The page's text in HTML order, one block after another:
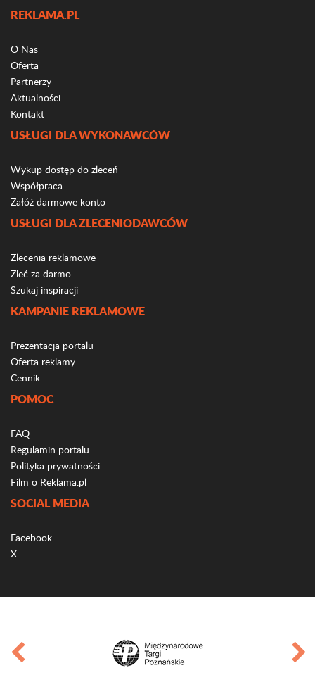
REKLAMA.PL
O Nas
Oferta
Partnerzy
Aktualności
Kontakt
USŁUGI DLA WYKONAWCÓW
Wykup dostęp do zleceń
Współpraca
Załóż darmowe konto
USŁUGI DLA ZLECENIODAWCÓW
Zlecenia reklamowe
Zleć za darmo
Szukaj inspiracji
KAMPANIE REKLAMOWE
Prezentacja portalu
Oferta reklamy
Cennik
POMOC
FAQ
Regulamin portalu
Polityka prywatności
Film o Reklama.pl
SOCIAL MEDIA
Facebook
X